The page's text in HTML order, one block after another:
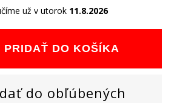
už v utorok 11.8.2026
PRIDAŤ DO KOŠÍKA
do obľúbených